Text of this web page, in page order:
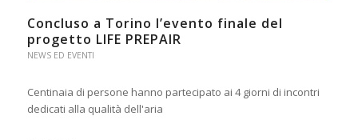
Concluso a Torino l’evento finale del
progetto LIFE PREPAIR
NEWS ED EVENTI
Centinaia di persone hanno partecipato ai 4 giorni di incontri
dedicati alla qualità dell'aria